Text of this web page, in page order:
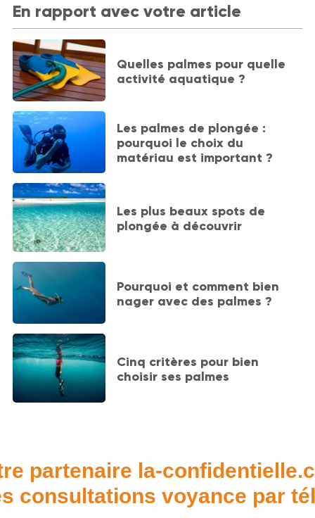
En rapport avec votre article
Quelles palmes pour quelle
activité aquatique ?
Les palmes de plongée :
pourquoi le choix du
matériau est important ?
Les plus beaux spots de
plongée à découvrir
Pourquoi et comment bien
nager avec des palmes ?
Cinq critères pour bien
choisir ses palmes
partenaire la-
consultations voyance par